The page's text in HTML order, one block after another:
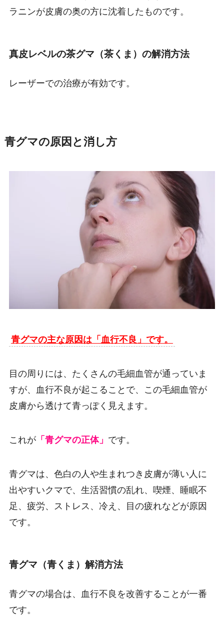
ラニンが皮膚の奥の方に沈着したものです。
真皮レベルの茶グマ（茶くま）の解消方法
レーザーでの治療が有効です。
青グマの原因と消し方
青グマの主な原因は「血行不良」です。
目の周りには、たくさんの毛細血管が通っていま
すが、血行不良が起こることで、この毛細血管が
皮膚から透けて青っぽく見えます。
これが「青グマの正体」 です。
青グマは、色白の人や生まれつき皮膚が薄い人に
出やすいクマで、生活習慣の乱れ、喫煙、睡眠不
足、疲労、ストレス、冷え、目の疲れなどが原因
です。
青グマ（青くま）解消方法
青グマの場合は、血行不良を改善することが一番
です。